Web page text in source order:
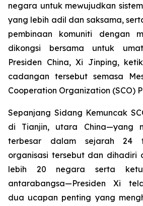
negara untuk mewujudkan
yang lebih adil dan saksama,
pembinaan komuniti dengan
dikongsi bersama untuk
Presiden China, Xi Jinping,
cadangan tersebut semasa
Cooperation Organization (SCO)
Sepanjang Sidang Kemuncak
di Tianjin, utara China—yang
terbesar dalam sejarah 24
organisasi tersebut dan dihadiri
lebih 20 negara serta
antarabangsa—Presiden Xi
dua ucapan penting yang